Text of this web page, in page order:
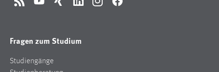
RSS YouTubeXing LinkedInInstagramFacebook
Fragen zum Studium
Studiengänge